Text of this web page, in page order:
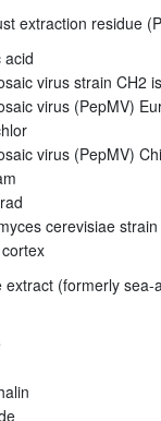
extraction residue
acid
virus strain CH2
virus (PepMV)
virus (PepMV)
cerevisiae strain
extract (formerly